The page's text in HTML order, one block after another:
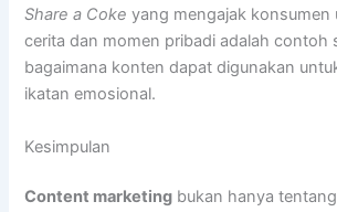
Share a Coke yang mengajak konsumen
cerita dan momen pribadi adalah contoh
bagaimana konten dapat digunakan
ikatan emosional.
Kesimpulan
Content marketing bukan hanya